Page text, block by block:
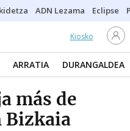
ADN Lezama Eclipse
Kiosko
ARRATIA DURANGALDEA
más de
Bizkaia